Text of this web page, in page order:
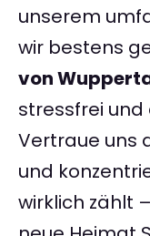
unserem
wir bestens
von
stressfrei und
Vertraue uns
und
wirklich zählt